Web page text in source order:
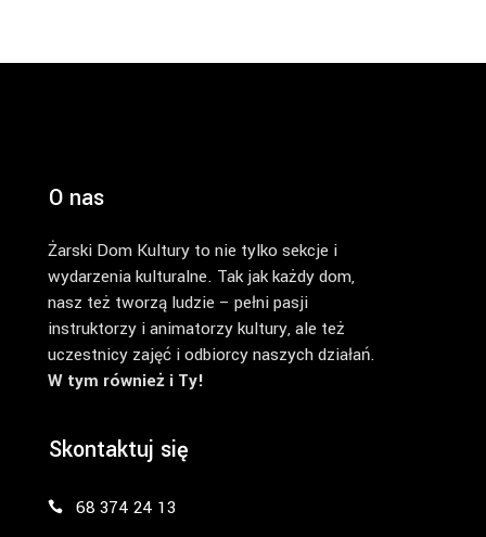
O nas
Żarski Dom Kultury to nie tylko sekcje i
wydarzenia kulturalne. Tak jak każdy dom,
nasz też tworzą ludzie – pełni pasji
instruktorzy i animatorzy kultury, ale też
uczestnicy zajęć i odbiorcy naszych działań.
W tym również i Ty!
Skontaktuj się
68 374 24 13